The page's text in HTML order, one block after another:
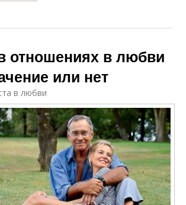
отношениях в любви
или нет
в любви